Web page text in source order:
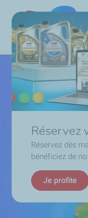
Réservez
Réservez dès
bénéficiez de
Je profite